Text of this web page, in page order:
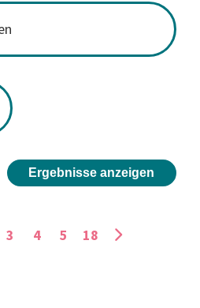
Ergebnisse anzeigen
3 4 5 18